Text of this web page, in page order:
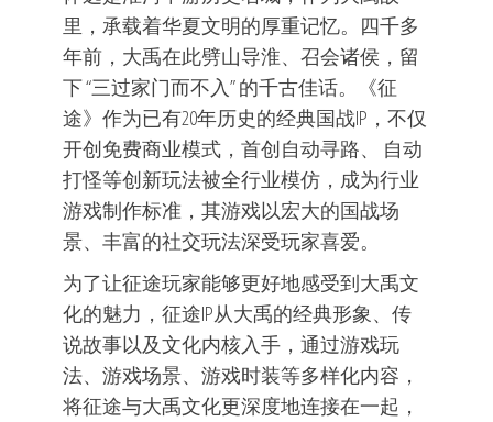
里，承载着华夏文明的厚重记忆。四千多
年前，大禹在此劈山导淮、召会诸侯，留
下 “三过家门而不入” 的千古佳话。《征
途》作为已有20年历史的经典国战IP，不仅
开创免费商业模式，首创自动寻路、 自动
打怪等创新玩法被全行业模仿，成为行业
游戏制作标准，其游戏以宏大的国战场
景、丰富的社交玩法深受玩家喜爱。
为了让征途玩家能够更好地感受到大禹文
化的魅力，征途IP从大禹的经典形象、传
说故事以及文化内核入手，通过游戏玩
法、游戏场景、游戏时装等多样化内容，
将征途与大禹文化更深度地连接在一起，